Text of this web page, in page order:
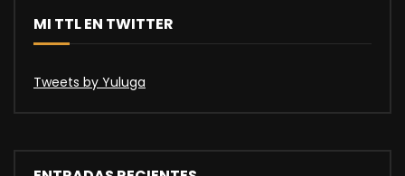
MI TTL EN TWITTER
Tweets by Yuluga